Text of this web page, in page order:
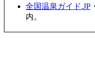
全国温泉ガイド.JP
内。